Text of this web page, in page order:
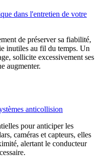
dans l'entretien de votre
de préserver sa fiabilité,
inutiles au fil du temps. Un
sollicite excessivement ses
augmenter.
anticollision
pour anticiper les
caméras et capteurs, elles
alertant le conducteur